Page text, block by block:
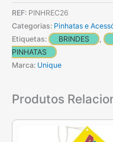
Brindes
Festas
-
4
Relógio
REF: PINHREC26
Categorias: Pinhatas e
Etiquetas:
BRINDES
PINHATAS
Marca: Unique
Produtos